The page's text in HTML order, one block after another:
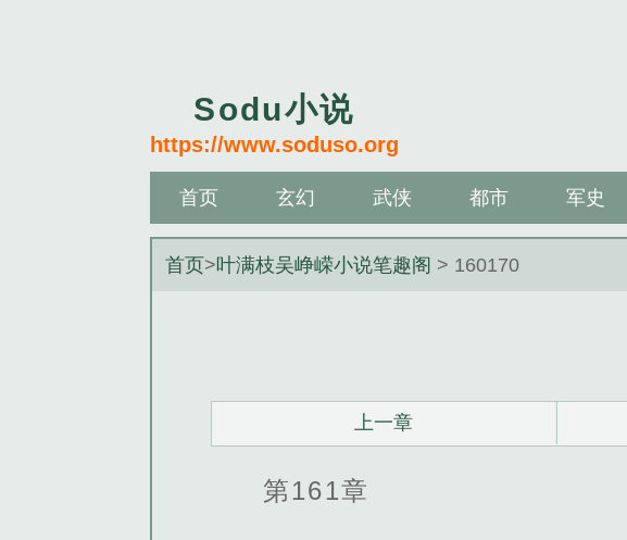
Sodu小说
https://www.soduso.org
首页 玄幻 武侠 都市 军史
首页>叶满枝吴峥嵘小说笔趣阁 > 160170
上一章
第161章